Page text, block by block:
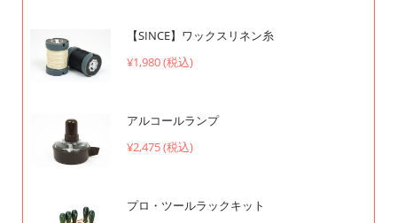
【SINCE】ワックスリネン糸
¥1,980 (税込)
アルコールランプ
¥2,475 (税込)
プロ・ツールラックキット